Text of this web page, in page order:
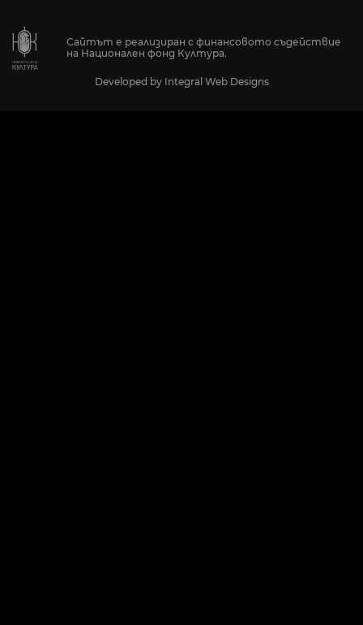
Сайтът е реализиран с финансовото съдействие
на Национален фонд Култура.
Developed by Integral Web Designs